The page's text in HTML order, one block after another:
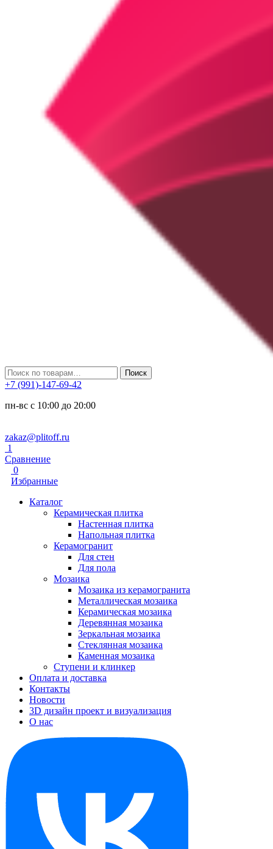
Искать: Поиск
+7 (991)-147-69-42
пн-вс с 10:00 до 20:00
zakaz@plitoff.ru
1
Сравнение
0
Избранные
Каталог
Керамическая плитка
Настенная плитка
Напольная плитка
Керамогранит
Для стен
Для пола
Мозаика
Мозаика из керамогранита
Металлическая мозаика
Керамическая мозаика
Деревянная мозаика
Зеркальная мозаика
Стеклянная мозаика
Каменная мозаика
Ступени и клинкер
Оплата и доставка
Контакты
Новости
3D дизайн проект и визуализация
О нас